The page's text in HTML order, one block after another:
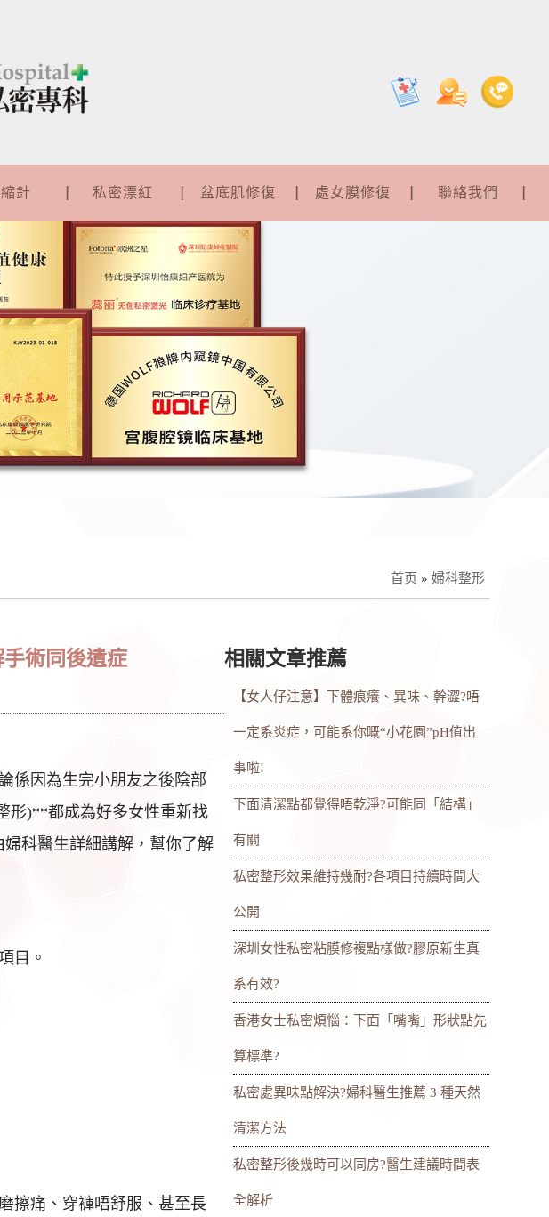
針 私密漂紅 盆底肌修復 處女膜修復 聯絡我們
首页 » 婦科整形
術同後遺症
係因為生完小朋友之後陰部
形)**都成為好多女性重新找
科醫生詳細講解，幫你了解
目。
擦痛、穿褲唔舒服、甚至長
相關文章推薦
【女人仔注意】下體痕癢、異味、幹澀?唔
一定系炎症，可能系你嘅“小花園”pH值出
事啦!
下面清潔點都覺得唔乾淨?可能同「結構」
有關
私密整形效果維持幾耐?各項目持續時間大
公開
深圳女性私密粘膜修複點樣做?膠原新生真
系有效?
香港女士私密煩惱：下面「嘴嘴」形狀點先
算標準?
私密處異味點解決?婦科醫生推薦 3 種天然
清潔方法
私密整形後幾時可以同房?醫生建議時間表
全解析